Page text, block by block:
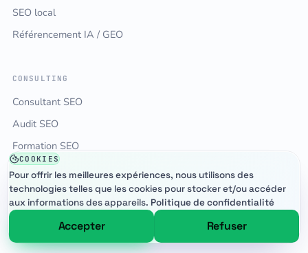
SEO local
Référencement IA / GEO
CONSULTING
Consultant SEO
Audit SEO
Formation SEO
SITES WEB
Création de site web
Création WordPress
COOKIES
Pour offrir les meilleures expériences, nous utilisons des
technologies telles que les cookies pour stocker et/ou accéder
aux informations des appareils. Politique de confidentialité
Accepter Refuser